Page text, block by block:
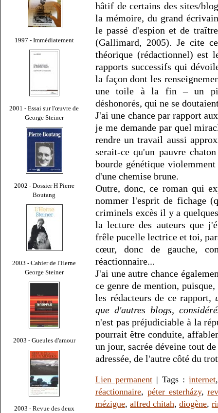
1997 - Immédiatement
2001 - Essai sur l'œuvre de
George Steiner
2002 - Dossier H Pierre
Boutang
2003 - Cahier de l'Herne
George Steiner
2003 - Gueules d'amour
2003 - Revue des deux
hâtif de certains des sites/
la mémoire, du grand
le passé d'espion et de
(Gallimard, 2005). Je cite
théorique (rédactionnel) est
rapports successifs qui
la façon dont les
une toile à la fin – un
déshonorés, qui ne se
J'ai une chance par rapport
je me demande par quel
rendre un travail aussi
serait-ce qu'un pauvre
bourde génétique
d'une chemise brune.
Outre, donc, ce roman qui
nommer l'esprit de fichage
criminels excès il y a
la lecture des auteurs que
frêle pucelle lectrice et toi,
cœur, donc de gauche,
réactionnaire...
J'ai une autre chance
ce genre de mention,
les rédacteurs de ce rapport,
que d'autres blogs,
n'est pas préjudiciable à la
pourrait être conduite,
un jour, sacrée déveine tout
adressée, de l'autre côté du
Lien permanent | Tags :internet
réactionnaire, péter esterházy,
mézigue, alfred chitah, diogène,